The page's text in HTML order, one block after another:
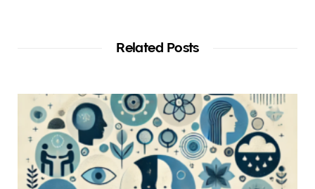
Related Posts